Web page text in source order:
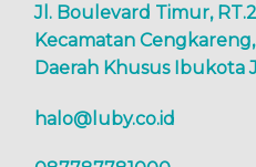
Jl. Boulevard Timur,
Kecamatan
Daerah Khusus Ibukota
halo@luby.co.id